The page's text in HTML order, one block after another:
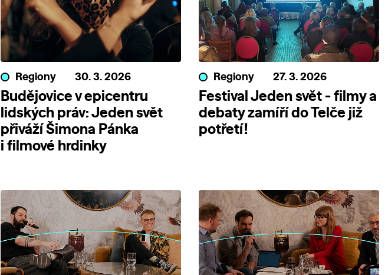
Regiony 30. 3. 2026
Budějovice v epicentru
lidských práv: Jeden svět
přiváží Šimona Pánka
i filmové hrdinky
Regiony 27. 3. 2026
Festival Jeden svět - filmy a
debaty zamíří do Telče již
potřetí!